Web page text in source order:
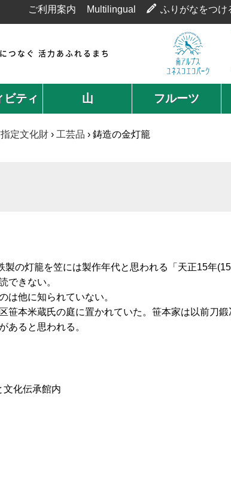
ご利用案内 Multilingual ふりがなをつけ
つなぐ 活力あふれるまち
ビティ 山 フルーツ
定文化財 › 工芸品 › 鋳造の金灯籠
の灯籠を笠には製作年代と思われる「天正15年
できない。
は他に知られていない。
笹本米蔵氏の庭に置かれていた。笹本家は以前刀鍛
あると思われる。
文化伝承館内